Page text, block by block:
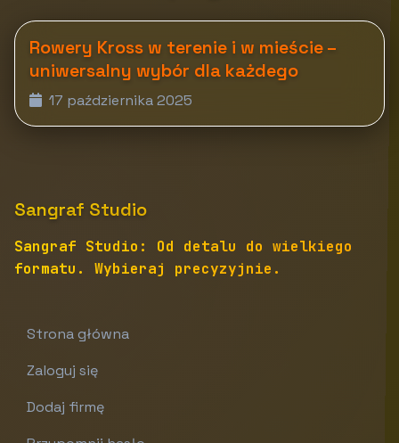
Rowery Kross w terenie i w mieście –
uniwersalny wybór dla każdego
17 października 2025
Sangraf Studio
Sangraf Studio: Od detalu do wielkiego
formatu. Wybieraj precyzyjnie.
Strona główna
Zaloguj się
Dodaj firmę